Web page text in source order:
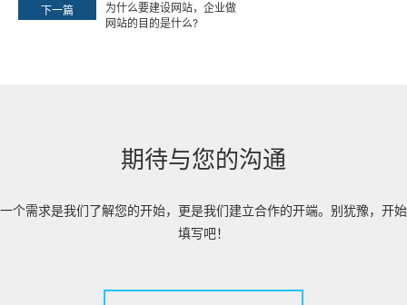
下一篇
为什么要建设网站，企业做
网站的目的是什么?
期待与您的沟通
一个需求是我们了解您的开始，更是我们建立合作的开端。别犹豫，开始
填写吧！